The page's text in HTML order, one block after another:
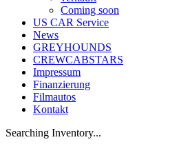
Coming soon
US CAR Service
News
GREYHOUNDS
CREWCABSTARS
Impressum
Finanzierung
Filmautos
Kontakt
Searching Inventory...